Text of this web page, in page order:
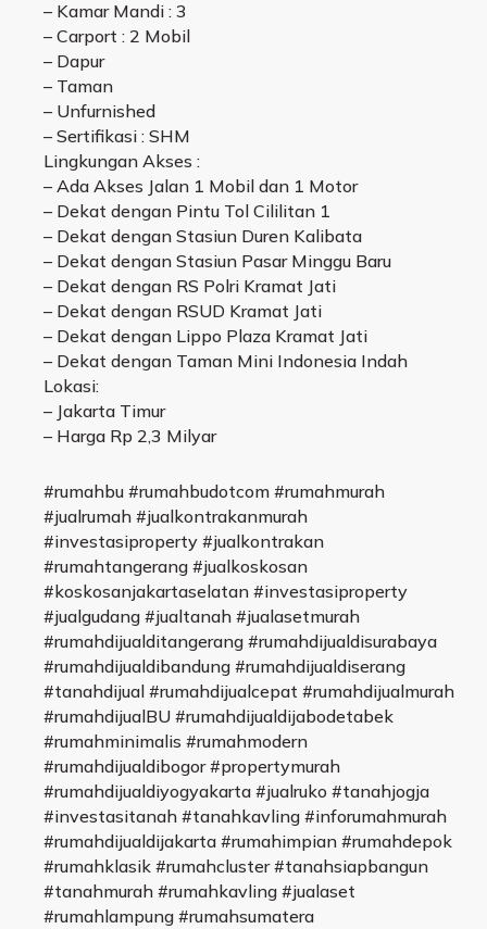
– Kamar Mandi : 3
– Carport : 2 Mobil
– Dapur
– Taman
– Unfurnished
– Sertifikasi : SHM
Lingkungan Akses :
– Ada Akses Jalan 1 Mobil dan 1 Motor
– Dekat dengan Pintu Tol Cililitan 1
– Dekat dengan Stasiun Duren Kalibata
– Dekat dengan Stasiun Pasar Minggu Baru
– Dekat dengan RS Polri Kramat Jati
– Dekat dengan RSUD Kramat Jati
– Dekat dengan Lippo Plaza Kramat Jati
– Dekat dengan Taman Mini Indonesia Indah
Lokasi:
– Jakarta Timur
– Harga Rp 2,3 Milyar
#rumahbu #rumahbudotcom #rumahmurah
#jualrumah #jualkontrakanmurah
#investasiproperty #jualkontrakan
#rumahtangerang #jualkoskosan
#koskosanjakartaselatan #investasiproperty
#jualgudang #jualtanah #jualasetmurah
#rumahdijualditangerang #rumahdijualdisurabaya
#rumahdijualdibandung #rumahdijualdiserang
#tanahdijual #rumahdijualcepat #rumahdijualmurah
#rumahdijualBU #rumahdijualdijabodetabek
#rumahminimalis #rumahmodern
#rumahdijualdibogor #propertymurah
#rumahdijualdiyogyakarta #jualruko #tanahjogja
#investasitanah #tanahkavling #inforumahmurah
#rumahdijualdijakarta #rumahimpian #rumahdepok
#rumahklasik #rumahcluster #tanahsiapbangun
#tanahmurah #rumahkavling #jualaset
#rumahlampung #rumahsumatera